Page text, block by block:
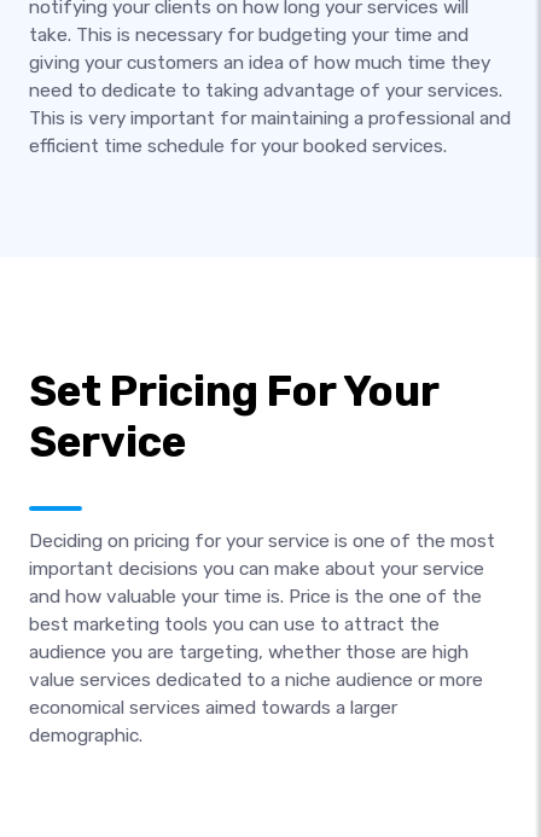
notifying your clients on how long your services will
take. This is necessary for budgeting your time and
giving your customers an idea of how much time they
need to dedicate to taking advantage of your services.
This is very important for maintaining a professional and
efficient time schedule for your booked services.
Set Pricing For Your
Service
Deciding on pricing for your service is one of the most
important decisions you can make about your service
and how valuable your time is. Price is the one of the
best marketing tools you can use to attract the
audience you are targeting, whether those are high
value services dedicated to a niche audience or more
economical services aimed towards a larger
demographic.